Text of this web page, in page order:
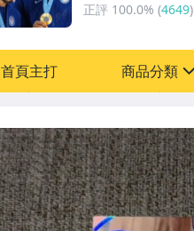
正評 100.0% (4649)
首頁主打 商品分類
偶像、球員卡與郵幣